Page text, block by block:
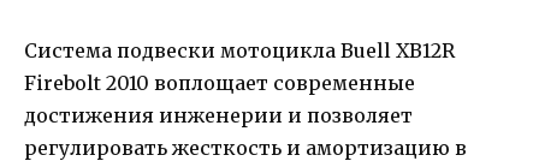
Система подвески мотоцикла Buell XB12R
Firebolt 2010 воплощает современные
достижения инженерии и позволяет
регулировать жесткость и амортизацию в